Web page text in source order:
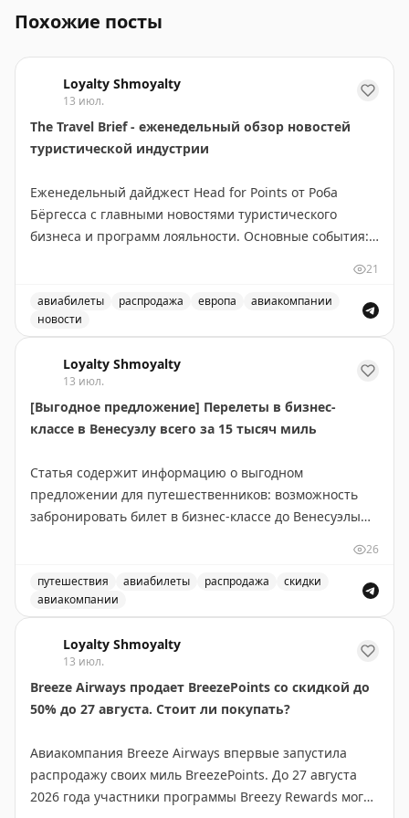
Похожие посты
Loyalty Shmoyalty
13 июл.
The Travel Brief - еженедельный обзор новостей
туристической индустрии
Еженедельный дайджест Head for Points от Роба
Бёргесса с главными новостями туристического
бизнеса и программ лояльности. Основные события:
easyJet продаёт свой бизнес Apollo, открылся люкс-
лаунж в Manchester Airport. Выгодные предложения:
предлагает привлекательные тарифы на Mint, Virgin
Atlantic запустила кэшбэк до £250 с American Express.
В программах лояльности: Avios на 33% дороже в BA
Holidays до вторника, новый лаунж Air France в
еженедельную рассылку для получения полной
информации о лучших предложениях отелей и
авиакомпаний.
21
авиабилеты распродажа европа
авиакомпании
новости
Loyalty Shmoyalty
13 июл.
[Выгодное предложение] Перелеты в бизнес-
классе в Венесуэлу всего за 15 тысяч миль
Статья содержит информацию о выгодном
предложении для путешественников: возможность
забронировать билет в бизнес-классе до Венесуэлы
своей программе лояльности авиакомпании. Такие
предложения встречаются редко и позволяют
Рекомендуется следить за подобными alert'ами, чтобы
не пропустить выгодные варианты бронирования.
Juan Ruiz| Original
26
путешествия авиабилеты распродажа
скидки
авиакомпании
Loyalty Shmoyalty
13 июл.
Breeze Airways продает BreezePoints со скидкой до
50% до 27 августа. Стоит ли покупать?
Авиакомпания Breeze Airways впервые запустила
распродажу своих миль BreezePoints. До 27 августа
2026 года участники программы Breezy Rewards могут